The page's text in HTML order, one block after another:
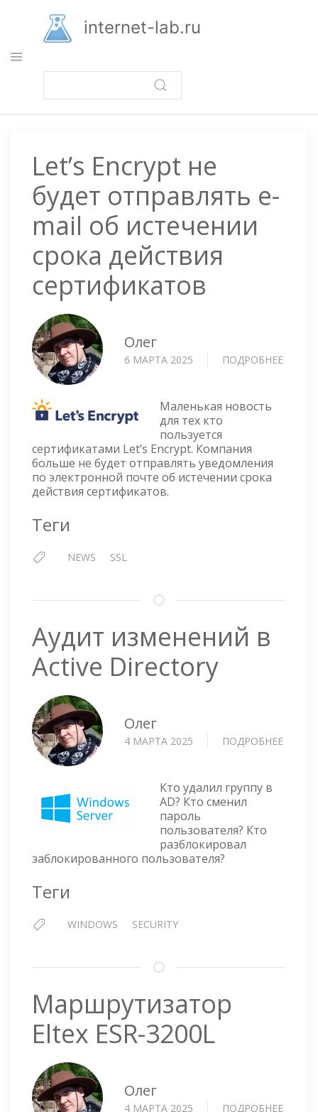
основному
содержанию
internet-lab.ru
Let’s Encrypt не
будет отправлять e-
mail об истечении
срока действия
сертификатов
Олег
6 МАРТА 2025 ПОДРОБНЕЕ
Маленькая новость
для тех кто
пользуется
сертификатами Let’s Encrypt. Компания
больше не будет отправлять уведомления
по электронной почте об истечении срока
действия сертификатов.
Теги
NEWS SSL
Аудит изменений в
Active Directory
Олег
4 МАРТА 2025 ПОДРОБНЕЕ
Кто удалил группу в
AD? Кто сменил
пароль
пользователя? Кто
разблокировал
заблокированного пользователя?
Теги
WINDOWS SECURITY
Маршрутизатор
Eltex ESR-3200L
Олег
4 МАРТА 2025 ПОДРОБНЕЕ